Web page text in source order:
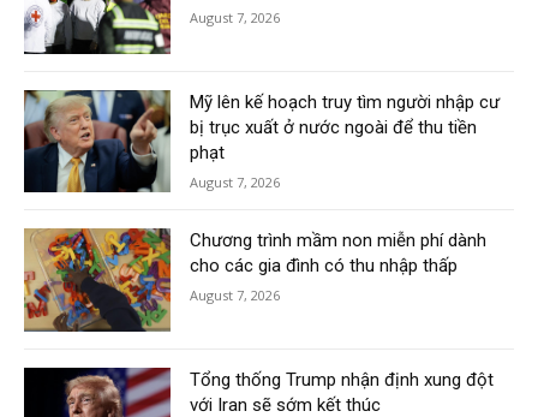
August 7, 2026
Mỹ lên kế hoạch truy tìm người nhập cư
bị trục xuất ở nước ngoài để thu tiền
phạt
August 7, 2026
Chương trình mầm non miễn phí dành
cho các gia đình có thu nhập thấp
August 7, 2026
Tổng thống Trump nhận định xung đột
với Iran sẽ sớm kết thúc